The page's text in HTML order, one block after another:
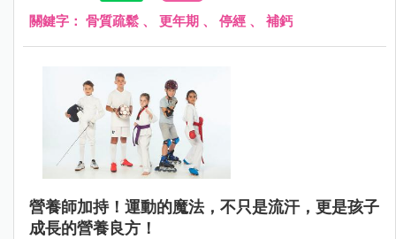
關鍵字： 骨質疏鬆 、 更年期 、 停經 、 補鈣
營養師加持！運動的魔法，不只是流汗，更是孩子
成長的營養良方！